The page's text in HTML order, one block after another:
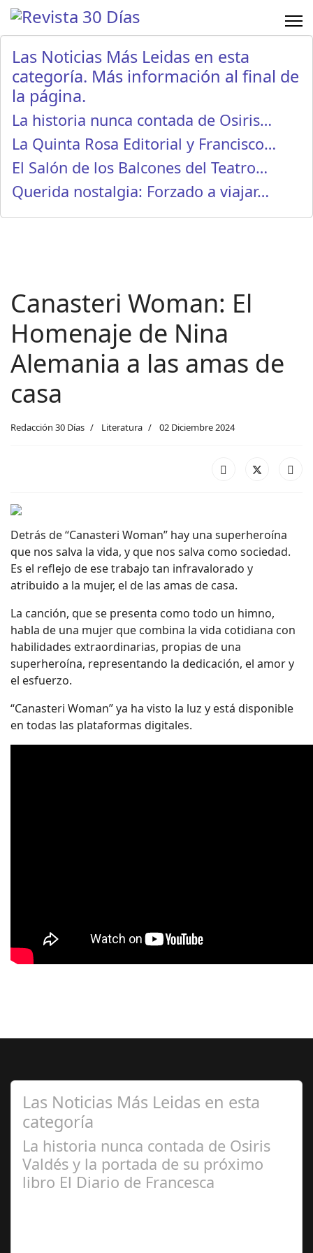
Las Noticias Más Leidas en esta
categoría. Más información al final de
la página.
La historia nunca contada de Osiris…
La Quinta Rosa Editorial y Francisco…
El Salón de los Balcones del Teatro…
Querida nostalgia: Forzado a viajar…
Canasteri Woman: El
Homenaje de Nina
Alemania a las amas de
casa
Redacción 30 Días Literatura 02 Diciembre 2024
Detrás de “Canasteri Woman” hay una superheroína
que nos salva la vida, y que nos salva como sociedad.
Es el reflejo de ese trabajo tan infravalorado y
atribuido a la mujer, el de las amas de casa.
La canción, que se presenta como todo un himno,
habla de una mujer que combina la vida cotidiana con
habilidades extraordinarias, propias de una
superheroína, representando la dedicación, el amor y
el esfuerzo.
“Canasteri Woman” ya ha visto la luz y está disponible
en todas las plataformas digitales.
Las Noticias Más Leidas en esta
categoría
La historia nunca contada de Osiris
Valdés y la portada de su próximo
libro El Diario de Francesca